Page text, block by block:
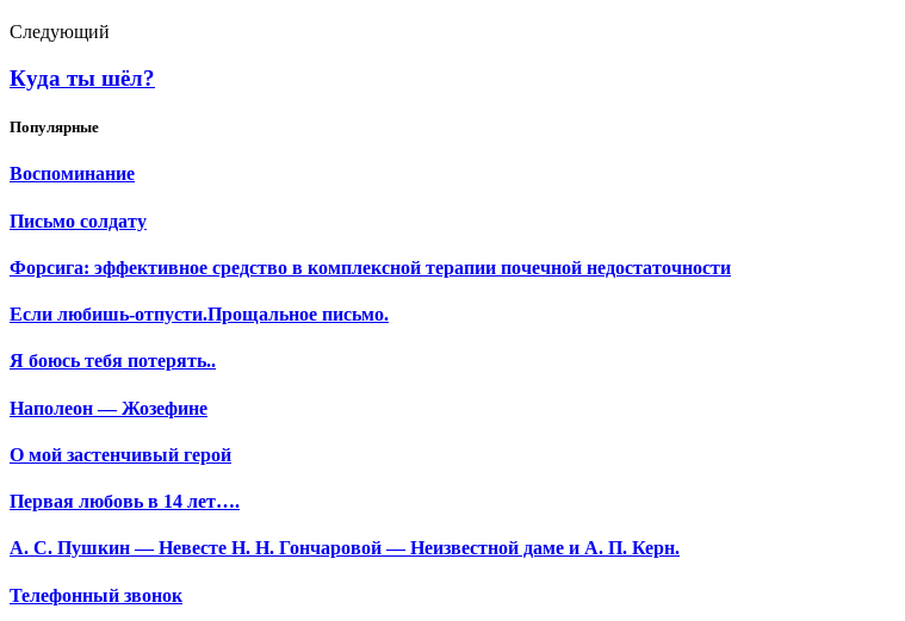
Следующий
Куда ты шёл?
Популярные
Воспоминание
Письмо солдату
Форсига: эффективное средство в комплексной терапии почечной недостаточности
Если любишь-отпусти.Прощальное письмо.
Я боюсь тебя потерять..
Наполеон — Жозефине
О мой застенчивый герой
Первая любовь в 14 лет….
А. С. Пушкин — Невесте Н. Н. Гончаровой — Неизвестной даме и А. П. Керн.
Телефонный звонок